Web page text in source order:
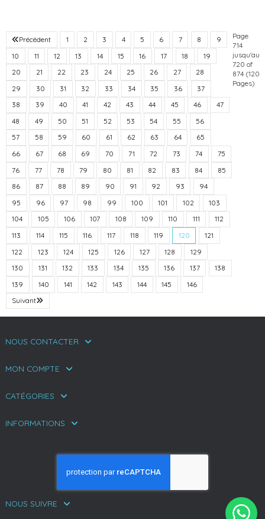
Précédent 1 2 3 4 5 6 7 8
9
10
11 12 13 14 15 16 17 18
19
20
21 22 23 24 25 26 27
28
29
30 31 32 33 34 35 36
37
38
39 40 41 42 43 44 45 46
47
48
49 50 51 52 53 54 55
56
57
58 59 60 61 62 63 64
65
66
67 68 69 70 71 72 73 74
75
76
77 78 79 80 81 82 83 84
85
86
87 88 89 90 91 92 93
94
95
96 97 98 99 100 101 102
103
104
105 106 107 108 109 110 111
112
113
114 115 116 117 118 119 120
121
122
123 124 125 126 127 128
129
130
131 132 133 134 135 136 137
138
139
140 141 142 143 144 145
146
Suivant
Page
714
jusqu'au
720 of
874 (120
Pages)
NOUS CONTACTER
MON COMPTE
CATÉGORIES
INFORMATIONS
NOUS SUIVRE